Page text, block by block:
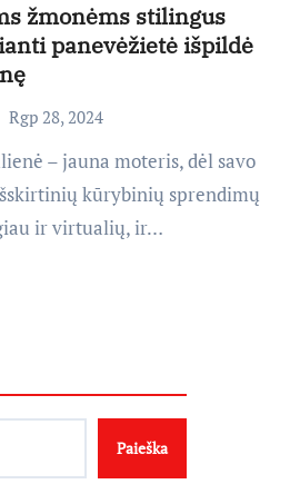
žmonėms stilingus
panevėžietė išpildė
Rgp 28, 2024
– jauna moteris, dėl savo
kūrybinių sprendimų
ir virtualių, ir…
Paieška